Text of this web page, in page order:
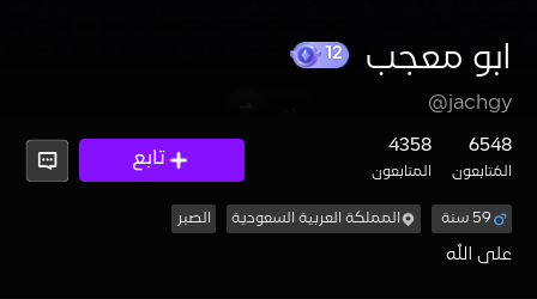
ابو معجب
@jachgy
6548
المُتابعون
4358
المتابعون
تابع
59 سنة المملكة العربية السعودية الصبر
على الله